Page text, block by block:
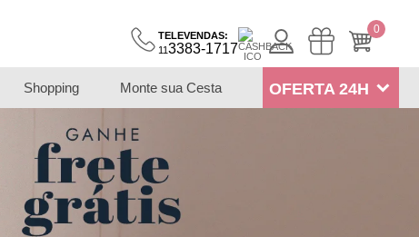
0
TELEVENDAS:
113383-1717
Shopping Monte sua Cesta OFERTA 24H